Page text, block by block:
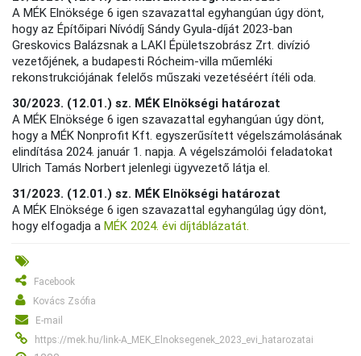
A MÉK Elnöksége 6 igen szavazattal egyhangúan úgy dönt,
hogy az Építőipari Nívódíj Sándy Gyula-díját 2023-ban
Greskovics Balázsnak a LAKI Épületszobrász Zrt. divízió
vezetőjének, a budapesti Rócheim-villa műemléki
rekonstrukciójának felelős műszaki vezetéséért ítéli oda.
30/2023. (12.01.) sz. MÉK Elnökségi határozat
A MÉK Elnöksége 6 igen szavazattal egyhangúan úgy dönt,
hogy a MÉK Nonprofit Kft. egyszerűsített végelszámolásának
elindítása 2024. január 1. napja. A végelszámolói feladatokat
Ulrich Tamás Norbert jelenlegi ügyvezető látja el.
31/2023. (12.01.) sz. MÉK Elnökségi határozat
A MÉK Elnöksége 6 igen szavazattal egyhangúlag úgy dönt,
hogy elfogadja aMÉK 2024. évi díjtáblázatát.
Facebook
Kovács Zsófia
E-mail
https://mek.hu/link-A_MEK_Elnoksegenek_2023_evi_hatarozatai